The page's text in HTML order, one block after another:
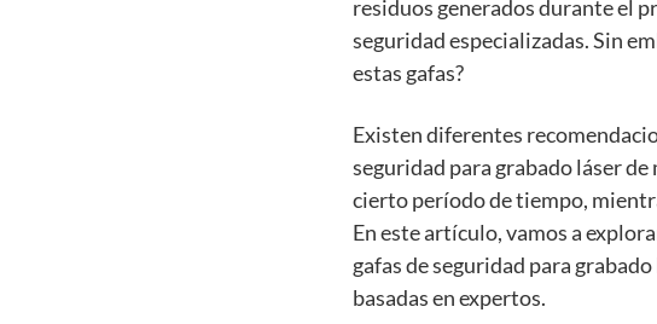
residuos generados durante el
seguridad especializadas. Sin
estas gafas?
Existen diferentes
seguridad para grabado láser
cierto período de tiempo,
En este artículo, vamos a
gafas de seguridad para
basadas en expertos.